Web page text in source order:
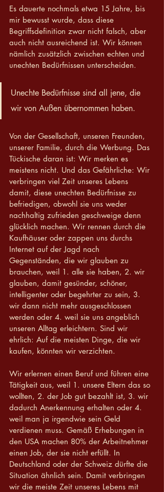
Es dauerte nochmals etwa 15 Jahre, bis
mir bewusst wurde, dass diese
Begriffsdefinition zwar nicht falsch, aber
auch nicht ausreichend ist. Wir können
nämlich zusätzlich zwischen echten und
unechten Bedürfnissen unterscheiden.
Unechte Bedürfnisse sind all jene, die
wir von Außen übernommen haben.
Von der Gesellschaft, unseren Freunden,
unserer Familie, durch die Werbung. Das
Tückische daran ist: Wir merken es
meistens nicht. Und das Gefährliche: Wir
verbringen viel Zeit unseres Lebens
damit, diese unechten Bedürfnisse zu
befriedigen, obwohl sie uns weder
nachhaltig zufrieden geschweige denn
glücklich machen. Wir rennen durch die
Kaufhäuser oder zappen uns durchs
Internet auf der Jagd nach
Gegenständen, die wir glauben zu
brauchen, weil 1. alle sie haben, 2. wir
glauben, damit gesünder, schöner,
intelligenter oder begehrter zu sein, 3.
wir dann nicht mehr ausgeschlossen
werden oder 4. weil sie uns angeblich
unseren Alltag erleichtern. Sind wir
ehrlich: Auf die meisten Dinge, die wir
kaufen, könnten wir verzichten.
Wir erlernen einen Beruf und führen eine
Tätigkeit aus, weil 1. unsere Eltern das so
wollten, 2. der Job gut bezahlt ist, 3. wir
dadurch Anerkennung erhalten oder 4.
weil man ja irgendwie sein Geld
verdienen muss. Gemäß Erhebungen in
den USA machen 80% der Arbeitnehmer
einen Job, der sie nicht erfüllt. In
Deutschland oder der Schweiz dürfte die
Situation ähnlich sein. Damit verbringen
wir die meiste Zeit unseres Lebens mit